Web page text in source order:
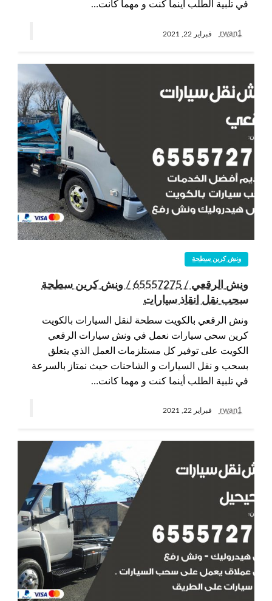
في تلبية الطلب أينما كنت و مهما كانت…
rwan1 فبراير 22, 2021
ونش كرين سطحة
ونش الرقعي / 65557275 / ونش كرين سطحة
سحب نقل انقاذ سيارات
ونش الرقعي بالكويت سطحة لنقل السيارات بالكويت
كرين سحي سيارات نعمل في ونش سيارات الرقعي
الكويت على توفير كل مستلزمات العمل الذي يتعلق
بسحب و نقل السيارات و الشاحنات حيث نمتاز بالسرعة
في تلبية الطلب أينما كنت و مهما كانت…
rwan1 فبراير 22, 2021